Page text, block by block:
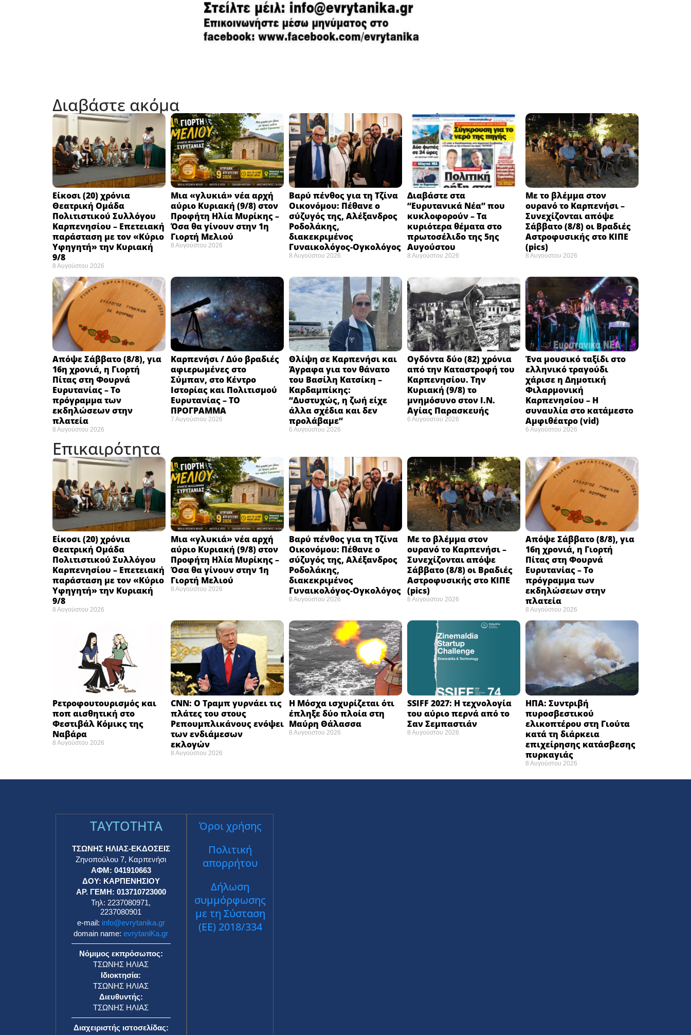
Διαβάστε ακόμα
Eίκοσι (20) χρόνια
Θεατρική Ομάδα
Πολιτιστικού Συλλόγου
Καρπενησίου – Επετειακή
παράσταση με τον «Κύριο
Υφηγητή» την Κυριακή
9/8
8 Αυγούστου 2026
Μια «γλυκιά» νέα αρχή
αύριο Κυριακή (9/8) στον
Προφήτη Ηλία Μυρίκης –
Όσα θα γίνουν στην 1η
Γιορτή Μελιού
8 Αυγούστου 2026
Βαρύ πένθος για τη Τζίνα
Οικονόμου: Πέθανε ο
σύζυγός της, Αλέξανδρος
Ροδολάκης,
διακεκριμένος
Γυναικολόγος-Ογκολόγος
8 Αυγούστου 2026
Διαβάστε στα
“Ευρυτανικά Νέα” που
κυκλοφορούν – Τα
κυριότερα θέματα στο
πρωτοσέλιδο της 5ης
Αυγούστου
8 Αυγούστου 2026
Με το βλέμμα στον
ουρανό το Καρπενήσι –
Συνεχίζονται απόψε
Σάββατο (8/8) οι Βραδιές
Αστροφυσικής στο ΚΙΠΕ
(pics)
8 Αυγούστου 2026
Απόψε Σάββατο (8/8), για
16η χρονιά, η Γιορτή
Πίτας στη Φουρνά
Ευρυτανίας – Το
πρόγραμμα των
εκδηλώσεων στην
πλατεία
8 Αυγούστου 2026
Καρπενήσι / Δύο βραδιές
αφιερωμένες στο
Σύμπαν, στο Κέντρο
Ιστορίας και Πολιτισμού
Ευρυτανίας – ΤΟ
ΠΡΟΓΡΑΜΜΑ
7 Αυγούστου 2026
Θλίψη σε Καρπενήσι και
Άγραφα για τον θάνατο
του Βασίλη Κατσίκη –
Καρδαμπίκης:
“Δυστυχώς, η ζωή είχε
άλλα σχέδια και δεν
προλάβαμε”
6 Αυγούστου 2026
Ογδόντα δύο (82) χρόνια
από την Καταστροφή του
Καρπενησίου. Την
Κυριακή (9/8) το
μνημόσυνο στον Ι.Ν.
Αγίας Παρασκευής
6 Αυγούστου 2026
Ένα μουσικό ταξίδι στο
ελληνικό τραγούδι
χάρισε η Δημοτική
Φιλαρμονική
Καρπενησίου – Η
συναυλία στο κατάμεστο
Αμφιθέατρο (vid)
6 Αυγούστου 2026
Επικαιρότητα
Eίκοσι (20) χρόνια
Θεατρική Ομάδα
Πολιτιστικού Συλλόγου
Καρπενησίου – Επετειακή
παράσταση με τον «Κύριο
Υφηγητή» την Κυριακή
9/8
8 Αυγούστου 2026
Μια «γλυκιά» νέα αρχή
αύριο Κυριακή (9/8) στον
Προφήτη Ηλία Μυρίκης –
Όσα θα γίνουν στην 1η
Γιορτή Μελιού
8 Αυγούστου 2026
Βαρύ πένθος για τη Τζίνα
Οικονόμου: Πέθανε ο
σύζυγός της, Αλέξανδρος
Ροδολάκης,
διακεκριμένος
Γυναικολόγος-Ογκολόγος
8 Αυγούστου 2026
Με το βλέμμα στον
ουρανό το Καρπενήσι –
Συνεχίζονται απόψε
Σάββατο (8/8) οι Βραδιές
Αστροφυσικής στο ΚΙΠΕ
(pics)
8 Αυγούστου 2026
Απόψε Σάββατο (8/8), για
16η χρονιά, η Γιορτή
Πίτας στη Φουρνά
Ευρυτανίας – Το
πρόγραμμα των
εκδηλώσεων στην
πλατεία
8 Αυγούστου 2026
Ρετροφουτουρισμός και
ποπ αισθητική στο
Φεστιβάλ Κόμικς της
Ναβάρα ​
8 Αυγούστου 2026
CNN: Ο Τραμπ γυρνάει τις
πλάτες του στους
Ρεπουμπλικάνους ενόψει
των ενδιάμεσων
εκλογών ​
8 Αυγούστου 2026
Η Μόσχα ισχυρίζεται ότι
έπληξε δύο πλοία στη
Μαύρη Θάλασσα ​
8 Αυγούστου 2026
SSIFF 2027: Η τεχνολογία
του αύριο περνά από το
Σαν Σεμπαστιάν ​
8 Αυγούστου 2026
ΗΠΑ: Συντριβή
πυροσβεστικού
ελικοπτέρου στη Γιούτα
κατά τη διάρκεια
επιχείρησης κατάσβεσης
πυρκαγιάς ​
8 Αυγούστου 2026
TAYTOTHTA
ΤΣΩΝΗΣ ΗΛΙΑΣ-ΕΚΔΟΣΕΙΣ
Ζηνοπούλου 7, Καρπενήσι
ΑΦΜ: 041910663
ΔΟΥ: ΚΑΡΠΕΝΗΣΙΟΥ
ΑΡ. ΓΕΜΗ: 013710723000
Τηλ: 2237080971,
2237080901
e-mail: info@evrytanika.gr
domain name:evrytaniKa.gr
Νόμιμος εκπρόσωπος:
ΤΣΩΝΗΣ ΗΛΙΑΣ
Ιδιοκτησία:
ΤΣΩΝΗΣ ΗΛΙΑΣ
Διευθυντής:
ΤΣΩΝΗΣ ΗΛΙΑΣ
Διαχειριστής ιστοσελίδας:
Όροι χρήσης
Πολιτική
απορρήτου
Δήλωση
συμμόρφωσης
με τη Σύσταση
(ΕΕ) 2018/334